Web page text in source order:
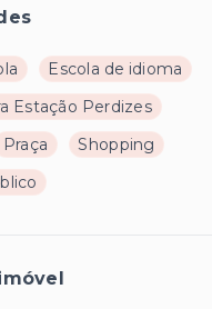
Escola de idioma
Estação Perdizes
Praça
Shopping